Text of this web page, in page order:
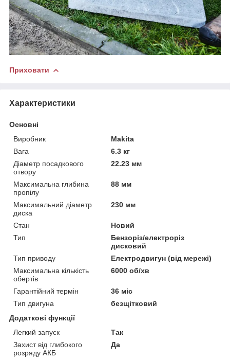
Приховати
Характеристики
Основні
Виробник
Makita
Вага
6.3 кг
Діаметр посадкового
отвору
22.23 мм
Максимальна глибина
пропілу
88 мм
Максимальний діаметр
диска
230 мм
Стан
Новий
Тип
Бензоріз/електроріз
дисковий
Тип приводу
Електродвигун (від мережі)
Максимальна кількість
обертів
6000 об/хв
Гарантійний термін
36 міс
Тип двигуна
безщітковий
Додаткові функції
Легкий запуск
Так
Захист від глибокого
розряду АКБ
Да